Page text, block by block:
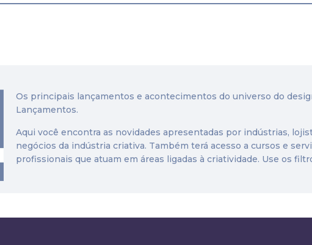
Os principais lançamentos e acontecimentos do universo do
Lançamentos.
Aqui você encontra as novidades apresentadas por indústrias,
negócios da indústria criativa. Também terá acesso a cursos e
profissionais que atuam em áreas ligadas à criatividade. Use os